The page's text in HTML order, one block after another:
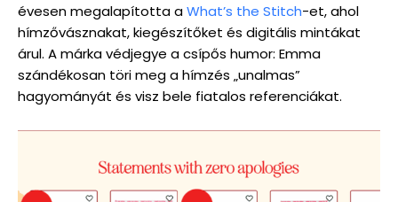
évesen megalapította aWhat’s the Stitch-et, ahol
hímzővásznakat, kiegészítőket és digitális mintákat
árul. A márka védjegye a csípős humor: Emma
szándékosan töri meg a hímzés „unalmas”
hagyományát és visz bele fiatalos referenciákat.